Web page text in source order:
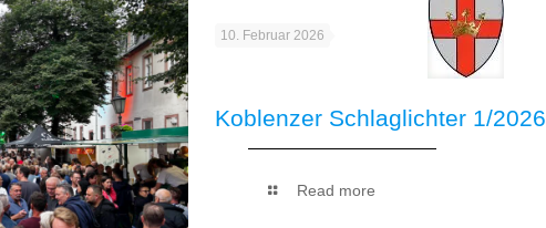
10. Februar 2026
Koblenzer Schlaglichter 1/2026
Read more